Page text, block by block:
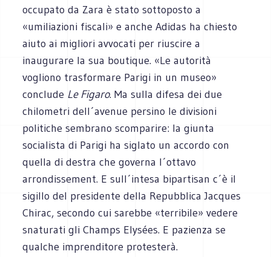
occupato da Zara è stato sottoposto a
«umiliazioni fiscali» e anche Adidas ha chiesto
aiuto ai migliori avvocati per riuscire a
inaugurare la sua boutique. «Le autorità
vogliono trasformare Parigi in un museo»
conclude Le Figaro. Ma sulla difesa dei due
chilometri dell´avenue persino le divisioni
politiche sembrano scomparire: la giunta
socialista di Parigi ha siglato un accordo con
quella di destra che governa l´ottavo
arrondissement. E sull´intesa bipartisan c´è il
sigillo del presidente della Repubblica Jacques
Chirac, secondo cui sarebbe «terribile» vedere
snaturati gli Champs Elysées. E pazienza se
qualche imprenditore protesterà.